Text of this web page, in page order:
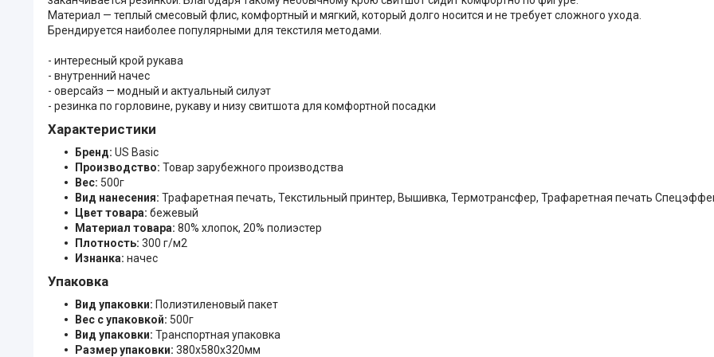
Материал — теплый смесовый флис, комфортный и мягкий, который долго носится и не требует сложного ухода.
Брендируется наиболее популярными для текстиля методами.
- интересный крой рукава
- внутренний начес
- оверсайз — модный и актуальный силуэт
- резинка по горловине, рукаву и низу свитшота для комфортной посадки
Характеристики
Бренд: US Basic
Производство: Товар зарубежного производства
Вес: 500г
Вид нанесения: Трафаретная печать, Текстильный принтер, Вышивка, Термотрансфер, Трафаретная печать
Цвет товара: бежевый
Материал товара: 80% хлопок, 20% полиэстер
Плотность: 300 г/м2
Изнанка: начес
Упаковка
Вид упаковки: Полиэтиленовый пакет
Вес с упаковкой: 500г
Вид упаковки: Транспортная упаковка
Размер упаковки: 380x580x320мм